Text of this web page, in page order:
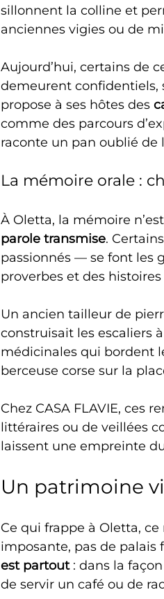
sillonnent la colline et
anciennes vigies ou de
Aujourd’hui, certains de
demeurent confidentiels,
propose à ses hôtes des
comme des parcours
raconte un pan oublié de
La mémoire orale :
À Oletta, la mémoire
parole transmise.
passionnés — se font les
proverbes et des histoires
Un ancien tailleur de
construisait les escaliers
médicinales qui bordent
berceuse corse sur la
Chez CASA FLAVIE, ces
littéraires ou de veillées
laissent une empreinte
Un patrimoine
Ce qui frappe à Oletta,
imposante, pas de palais
est partout : dans la
de servir un café ou de